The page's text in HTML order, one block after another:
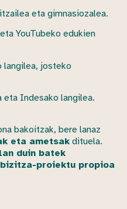
eta gimnasiozalea.
YouTubeko edukien
langilea, josteko
eta Indesako langilea.
bakoitzak, bere lanaz
eta ametsak dituela.
lan duin batek
proiektu propioa